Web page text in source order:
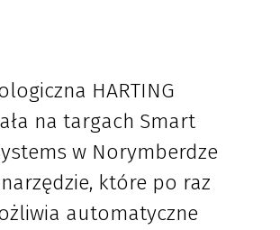
HARTING
na targach Smart
w Norymberdze
które po raz
automatyczne